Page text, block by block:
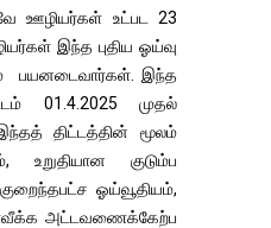
ஊழியர்கள் உட்பட 23
இந்த புதிய ஓய்வு
பயனடைவார்கள். இந்த
01.4.2025 முதல்
இந்தத் திட்டத்தின் மூலம்
உறுதியான குடும்ப
ஓய்வூதியம்,
அட்டவணைக்கேற்ப